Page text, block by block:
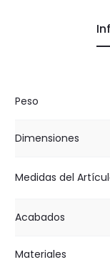
Peso
Dimensiones
Medidas del
Acabados
Materiales